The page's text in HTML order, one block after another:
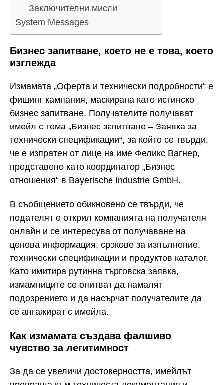
Заключителни мисли
System Messages
Бизнес запитване, което не е това, което
изглежда
Измамата „Оферта и технически подробности“ е
фишинг кампания, маскирана като истинско
бизнес запитване. Получателите получават
имейл с тема „Бизнес запитване – Заявка за
технически спецификации“, за който се твърди,
че е изпратен от лице на име Феликс Вагнер,
представено като координатор „Бизнес
отношения“ в Bayerische Industrie GmbH.
В съобщението обикновено се твърди, че
подателят е открил компанията на получателя
онлайн и се интересува от получаване на
ценова информация, срокове за изпълнение,
технически спецификации и продуктов каталог.
Като имитира рутинна търговска заявка,
измамниците се опитват да намалят
подозрението и да насърчат получателите да
се ангажират с имейла.
Как измамата създава фалшиво
чувство за легитимност
За да се увеличи достоверността, имейлът